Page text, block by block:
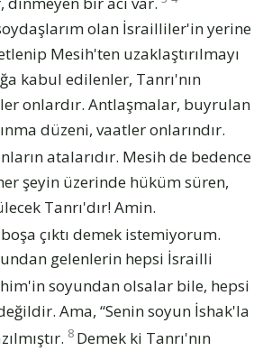
olan İsrailliler'in yerine
Mesih'ten uzaklaştırılmayı
kabul edilenler, Tanrı'nın
onlardır. Antlaşmalar, buyrulan
düzeni, vaatler onlarındır.
atalarıdır. Mesih de bedence
şeyin üzerinde hüküm süren,
Tanrı'dır! Amin.
çıktı demek istemiyorum.
gelenlerin hepsi İsrailli
soyundan olsalar bile, hepsi
Ama, “Senin soyun İshak'la
8 Demek ki Tanrı'nın